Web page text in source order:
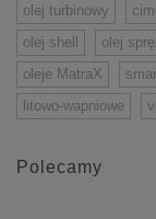
olej turbinowy
olej shell
olej
oleje MatraX
litowo-wapniowe
Polecamy